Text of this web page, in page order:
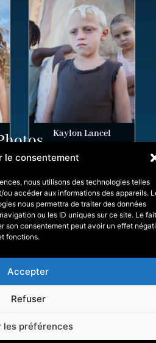
le consentement
nous utilisons des technologies telles
accéder aux informations des appareils.
nous permettra de traiter des données
ou les ID uniques sur ce site. Le fait
son consentement peut avoir un effet
fonctions.
Accepter
Refuser
les préférences
Kaylon Lancel
Tessalit Productions